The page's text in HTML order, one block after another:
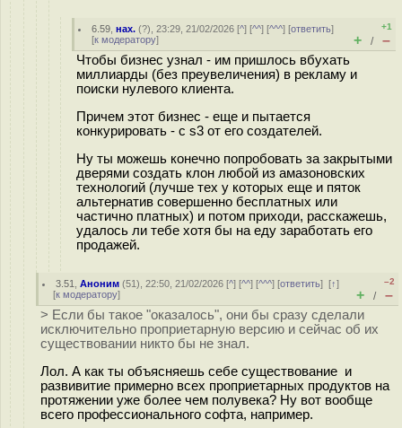
6.59 ,нах. (?), 23:29, 21/02/2026 [^] [^^] [^^^] [ответить]
[к модератору]
+1
+ / –
Чтобы бизнес узнал - им пришлось вбухать
миллиарды (без преувеличения) в рекламу и
поиски нулевого клиента.
Причем этот бизнес - еще и пытается
конкурировать - с s3 от его создателей.
Ну ты можешь конечно попробовать за закрытыми
дверями создать клон любой из амазоновских
технологий (лучше тех у которых еще и пяток
альтернатив совершенно бесплатных или
частично платных) и потом приходи, расскажешь,
удалось ли тебе хотя бы на еду заработать его
продажей.
3.51 ,Аноним (51), 22:50, 21/02/2026 [^] [^^] [^^^] [ответить][↑]
[к модератору]
–2
+ / –
> Если бы такое "оказалось", они бы сразу сделали
исключительно проприетарную версию и сейчас об их
существовании никто бы не знал.
Лол. А как ты объясняешь себе существование и
развивитие примерно всех проприетарных продуктов на
протяжении уже более чем полувека? Ну вот вообще
всего профессионального софта, например.